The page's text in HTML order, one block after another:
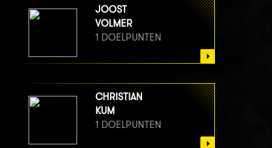
JOOST
VOLMER
1 DOELPUNTEN
CHRISTIAN
KUM
1 DOELPUNTEN